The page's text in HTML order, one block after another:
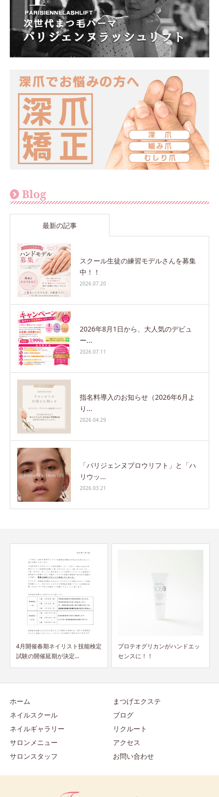
Blog
最新の記事
スクール生徒の練習モデルさんを募集
中！！
2026.07.20
2026年8月1日から、大人気のデビュ
ー...
2026.07.11
指名料導入のお知らせ（2026年6月よ
り...
2026.04.29
「パリジェンヌブロウリフト」と「ハ
リウッ...
2026.03.21
4月開催春期ネイリスト技能検定
試験の開催延期が決定...
プロテオグリカンがハンドエッ
センスに！！
ホーム
ネイルスクール
ネイルギャラリー
サロンメニュー
サロンスタッフ
まつげエクステ
ブログ
リクルート
アクセス
お問い合わせ